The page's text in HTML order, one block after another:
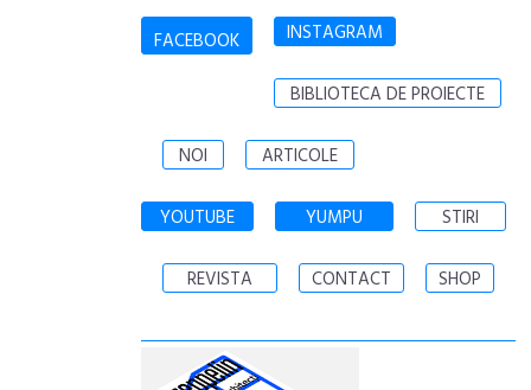
FACEBOOK INSTAGRAM
BIBLIOTECA DE PROIECTE
NOI ARTICOLE
YOUTUBE YUMPU STIRI
REVISTA CONTACT SHOP